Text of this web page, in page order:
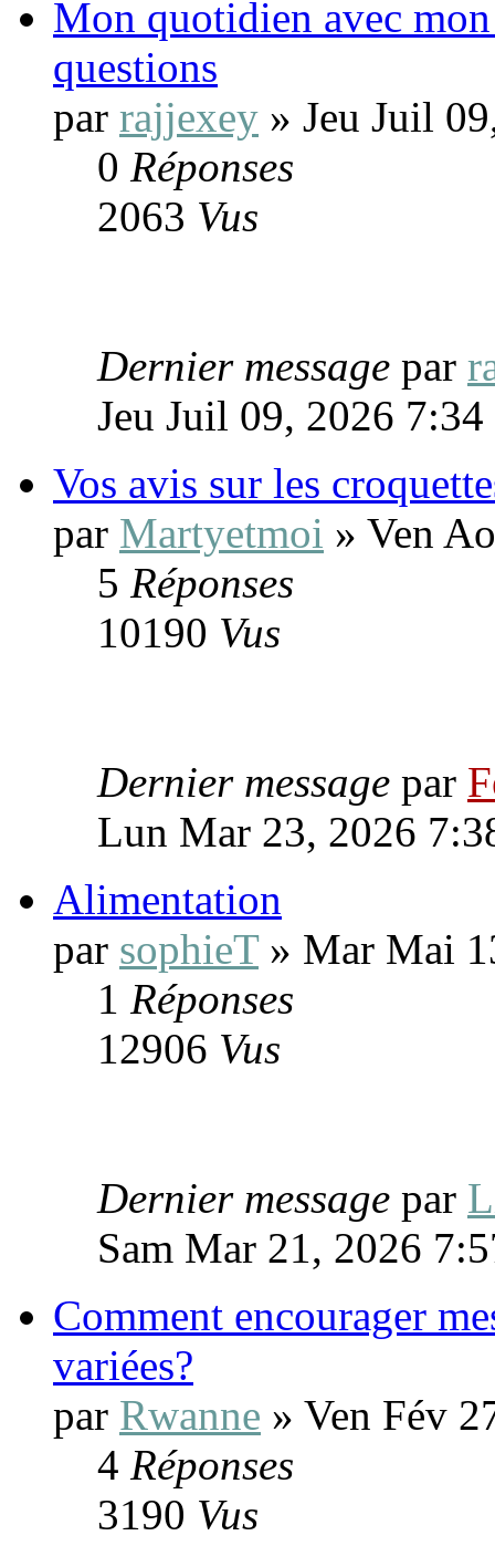
Mon quotidien avec
questions
par rajjexey » Jeu Juil
0 Réponses
2063 Vus
Dernier message par
Jeu Juil 09, 2026 7:34
Vos avis sur les
par Martyetmoi » Ven
5 Réponses
10190 Vus
Dernier message par
Lun Mar 23, 2026
Alimentation
par sophieT» Mar Mai
1 Réponses
12906 Vus
Dernier message par
Sam Mar 21, 2026
Comment encourager
variées?
par Rwanne » Ven Fév
4 Réponses
3190 Vus